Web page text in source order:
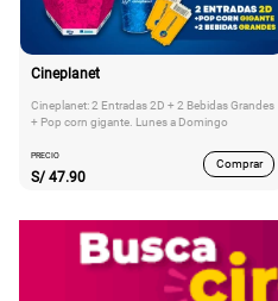
Cineplanet
Cineplanet: 2 Entradas 2D + 2 Bebidas Grandes
+ Pop corn gigante. Lunes a Domingo
PRECIO
S/ 47.90
Comprar